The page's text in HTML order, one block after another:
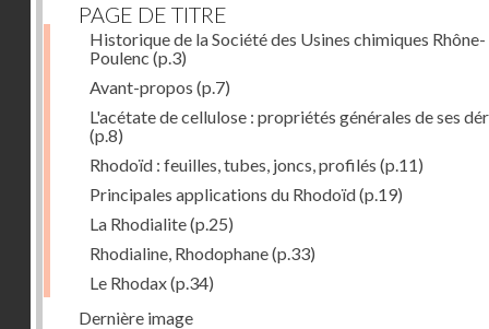
PAGE DE TITRE
Historique de la Société des Usines chimiques Rhône-
Poulenc (p.3)
Avant-propos (p.7)
L'acétate de cellulose : propriétés générales de ses
(p.8)
Rhodoïd : feuilles, tubes, joncs, profilés (p.11)
Principales applications du Rhodoïd(p.19)
La Rhodialite(p.25)
Rhodialine, Rhodophane(p.33)
Le Rhodax(p.34)
Dernière image